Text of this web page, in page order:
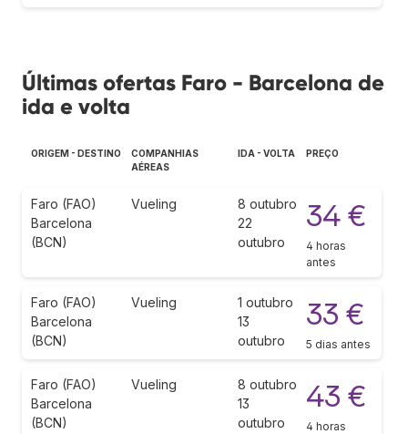
Últimas ofertas Faro - Barcelona de
ida e volta
ORIGEM - DESTINO
COMPANHIAS
AÉREAS
IDA - VOLTA PREÇO
Faro (FAO)
Barcelona
(BCN)
Vueling
8 outubro
22
outubro
34 €
4 horas
antes
Faro (FAO)
Barcelona
(BCN)
Vueling
1 outubro
13
outubro
33 €
5 dias antes
Faro (FAO)
Barcelona
(BCN)
Vueling
8 outubro
13
outubro
43 €
4 horas